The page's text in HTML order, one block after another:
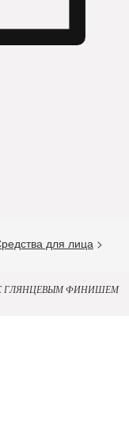
для лица >
С ГЛЯНЦЕВЫМ ФИНИШЕМ